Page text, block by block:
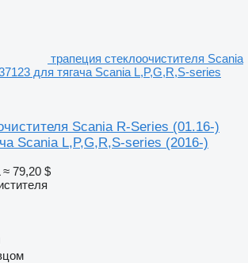
трапеция стеклоочистителя Scania
для тягача Scania L,P,G,R,S-series
Scania R-Series (01.16-)
Scania L,P,G,R,S-series (2016-)
≈ 79,20 $